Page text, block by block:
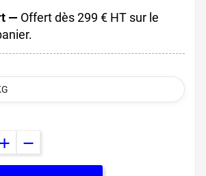
— Offert dès 299 € HT sur le